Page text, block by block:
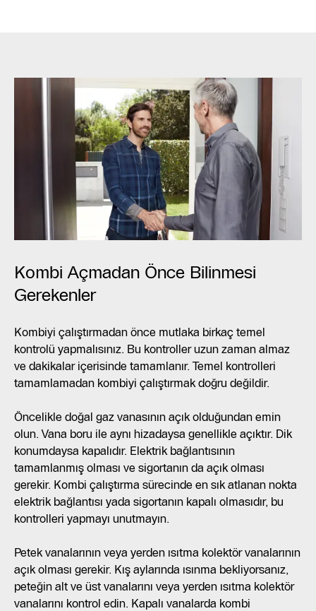
Kombi Açmadan Önce Bilinmesi
Gerekenler
Kombiyi çalıştırmadan önce mutlaka birkaç temel
kontrolü yapmalısınız. Bu kontroller uzun zaman almaz
ve dakikalar içerisinde tamamlanır. Temel kontrolleri
tamamlamadan kombiyi çalıştırmak doğru değildir.
Öncelikle doğal gaz vanasının açık olduğundan emin
olun. Vana boru ile aynı hizadaysa genellikle açıktır. Dik
konumdaysa kapalıdır. Elektrik bağlantısının
tamamlanmış olması ve sigortanın da açık olması
gerekir. Kombi çalıştırma sürecinde en sık atlanan nokta
elektrik bağlantısı yada sigortanın kapalı olmasıdır, bu
kontrolleri yapmayı unutmayın.
Petek vanalarının veya yerden ısıtma kolektör vanalarının
açık olması gerekir. Kış aylarında ısınma bekliyorsanız,
peteğin alt ve üst vanalarını veya yerden ısıtma kolektör
vanalarını kontrol edin. Kapalı vanalarda kombi